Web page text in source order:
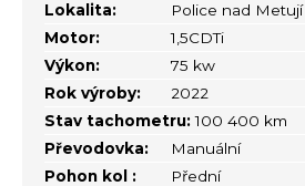
Lokalita:
Police nad Metují
Motor:
1,5CDTi
Výkon:
75 kw
Rok výroby:
2022
Stav tachometru: 100 400 km
Převodovka:
Manuální
Pohon kol :
Přední